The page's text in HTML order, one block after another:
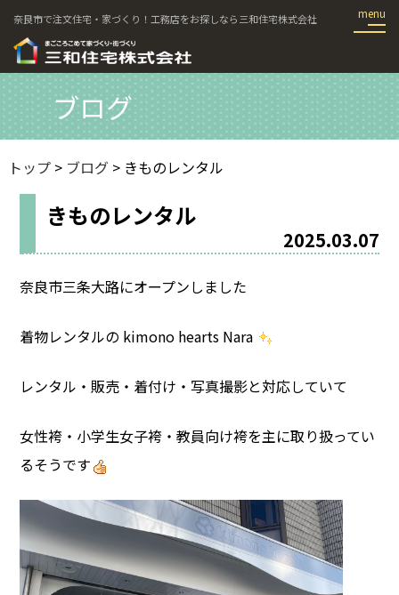
奈良市で注文住宅・家づくり！工務店をお探しなら三和住宅株式会社
ブログ
トップ> ブログ> きものレンタル
きものレンタル
2025.03.07
奈良市三条大路にオープンしました
着物レンタルの kimono hearts Nara
レンタル・販売・着付け・写真撮影と対応していて
女性袴・小学生女子袴・教員向け袴を主に取り扱ってい
るそうです